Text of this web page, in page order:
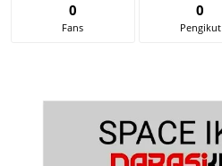
0
Fans
0
Pengikut